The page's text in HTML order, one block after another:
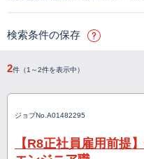
検索条件の保存
2件（1～2件を表示中）
ジョブNo. A01482295
【R8正社員雇用前提